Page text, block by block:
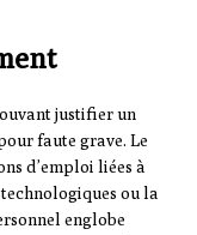
justifier un
faute grave. Le
d’emploi liées à
ou la
englobe